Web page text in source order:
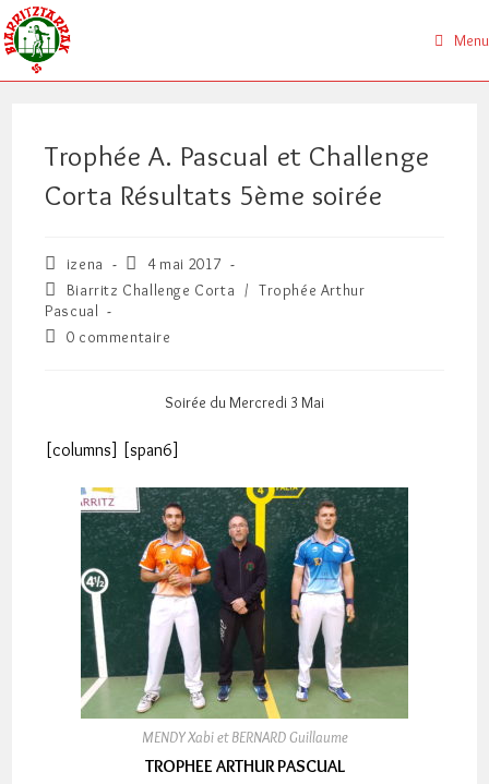
Skip
to
content
Menu
Trophée A. Pascual et Challenge
Corta Résultats 5ème soirée
Auteur/autrice
de
la
publication :
izena
Publication
publiée :
4 mai 2017
Post
category:
Biarritz Challenge Corta / Trophée Arthur
Pascual
Commentaires
0 commentaire
Soirée du Mercredi 3 Mai
[columns] [span6]
MENDY Xabi et BERNARD Guillaume
TROPHEE ARTHUR PASCUAL